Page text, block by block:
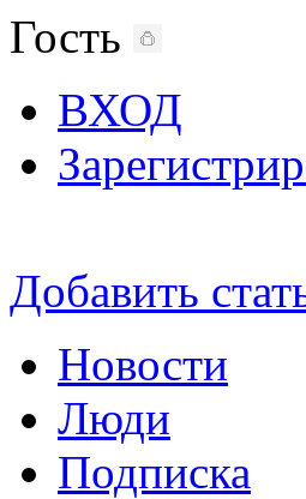
Гость
ВХОД
Добавить
Новости
Люди
Подписка